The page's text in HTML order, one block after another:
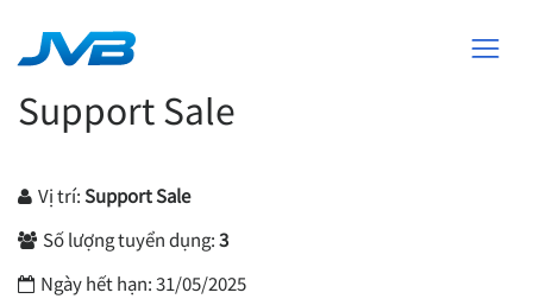
Support Sale
Vị trí:Support Sale
Số lượng tuyển dụng:3
Ngày hết hạn:31/05/2025